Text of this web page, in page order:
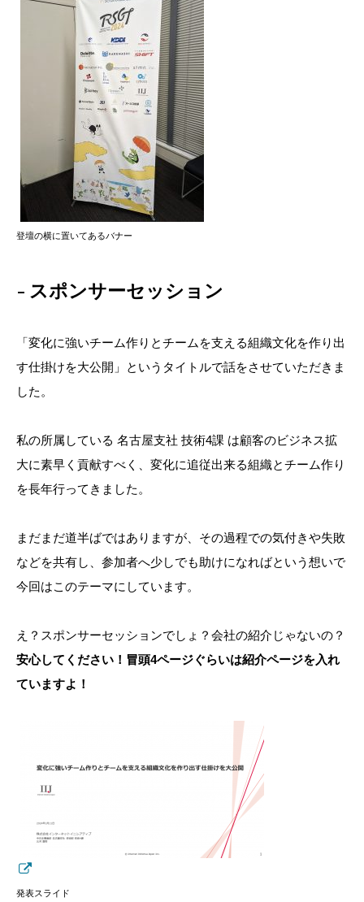
登壇の横に置いてあるバナー
スポンサーセッション
「変化に強いチーム作りとチームを支える組織文化を作り出
す仕掛けを大公開」というタイトルで話をさせていただきま
した。
私の所属している 名古屋支社 技術4課 は顧客のビジネス拡
大に素早く貢献すべく、変化に追従出来る組織とチーム作り
を長年行ってきました。
まだまだ道半ばではありますが、その過程での気付きや失敗
などを共有し、参加者へ少しでも助けになればという想いで
今回はこのテーマにしています。
え？スポンサーセッションでしょ？会社の紹介じゃないの？
安心してください！冒頭4ページぐらいは紹介ページを入れ
ていますよ！
発表スライド